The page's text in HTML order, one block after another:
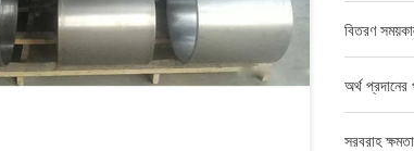
বিতরণ
অর্থ প্রদানের
সরবরাহ